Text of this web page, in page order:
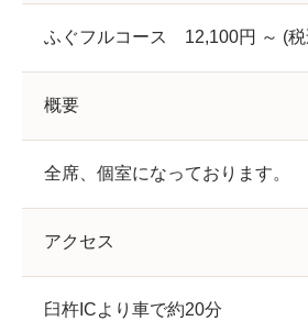
ふぐフルコース 12,100円 ～ (税
概要
全席、個室になっております。
アクセス
臼杵ICより車で約20分